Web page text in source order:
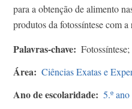
para a obtenção de alimento
produtos da fotossíntese com a
Palavras-chave
Área Ciências Exatas e
Ano de escolaridade 5.º ano